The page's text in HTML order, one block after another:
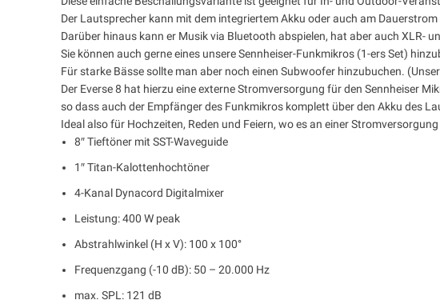
Der Lautsprecher kann mit dem integriertem Akku oder auch am
Darüber hinaus kann er Musik via Bluetooth abspielen, hat aber auch XLR-
Sie können auch gerne eines unsere Sennheiser-Funkmikros (1-ers Set)
Für starke Bässe sollte man aber noch einen Subwoofer hinzubuchen.
Der Everse 8 hat hierzu eine externe Stromversorgung für den Sennheiser
so dass auch der Empfänger des Funkmikros komplett über den Akku des
Ideal also für Hochzeiten, Reden und Feiern, wo es an einer
8″ Tieftöner mit SST-Waveguide
1″ Titan-Kalottenhochtöner
4-Kanal Dynacord Digitalmixer
Leistung: 400 W peak
Abstrahlwinkel (H x V): 100 x 100°
Frequenzgang (-10 dB): 50 – 20.000 Hz
max. SPL: 121 dB